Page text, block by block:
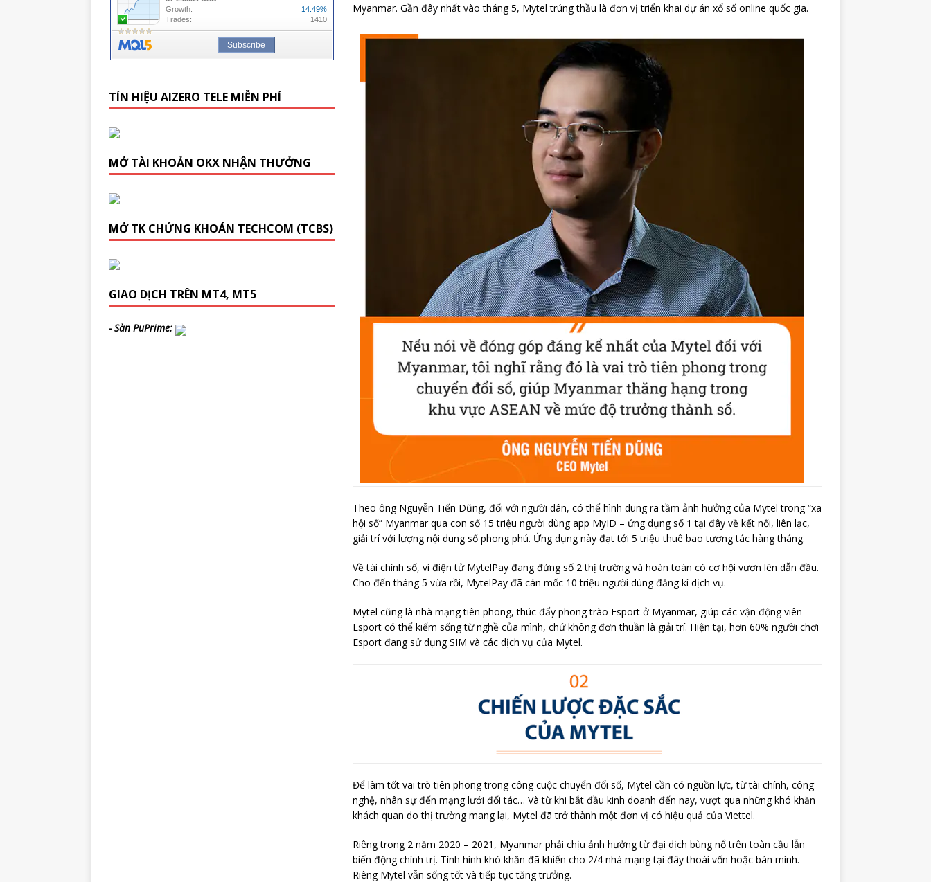
Myanmar. Gần đây nhất vào tháng 5, Mytel trúng thầu là đơn vị triển khai dự án xổ số online quốc gia.
Theo ông Nguyễn Tiến Dũng, đối với người dân, có thể hình dung ra tầm ảnh hưởng của Mytel trong “xã
hội số” Myanmar qua con số 15 triệu người dùng app MyID – ứng dụng số 1 tại đây về kết nối, liên lạc,
giải trí với lượng nội dung số phong phú. Ứng dụng này đạt tới 5 triệu thuê bao tương tác hàng tháng.
Về tài chính số, ví điện tử MytelPay đang đứng số 2 thị trường và hoàn toàn có cơ hội vươn lên dẫn đầu.
Cho đến tháng 5 vừa rồi, MytelPay đã cán mốc 10 triệu người dùng đăng kí dịch vụ.
Mytel cũng là nhà mạng tiên phong, thúc đẩy phong trào Esport ở Myanmar, giúp các vận động viên
Esport có thể kiếm sống từ nghề của mình, chứ không đơn thuần là giải trí. Hiện tại, hơn 60% người chơi
Esport đang sử dụng SIM và các dịch vụ của Mytel.
Để làm tốt vai trò tiên phong trong công cuộc chuyển đổi số, Mytel cần có nguồn lực, từ tài chính, công
nghệ, nhân sự đến mạng lưới đối tác… Và từ khi bắt đầu kinh doanh đến nay, vượt qua những khó khăn
khách quan do thị trường mang lại, Mytel đã trở thành một đơn vị có hiệu quả của Viettel.
Riêng trong 2 năm 2020 – 2021, Myanmar phải chịu ảnh hưởng từ đại dịch bùng nổ trên toàn cầu lẫn
biến động chính trị. Tình hình khó khăn đã khiến cho 2/4 nhà mạng tại đây thoái vốn hoặc bán mình.
Riêng Mytel vẫn sống tốt và tiếp tục tăng trưởng.
TÍN HIỆU AIZERO TELE MIỄN PHÍ
MỞ TÀI KHOẢN OKX NHẬN THƯỞNG
MỞ TK CHỨNG KHOÁN TECHCOM (TCBS)
GIAO DỊCH TRÊN MT4, MT5
- Sàn PuPrime: